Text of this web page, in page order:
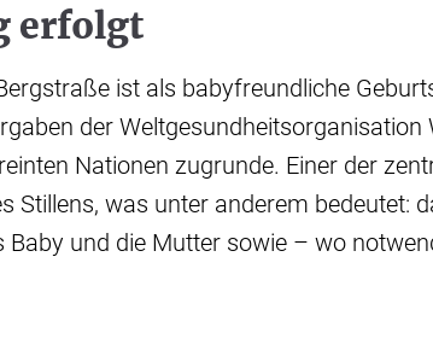
erfolgt
ist als babyfreundliche
der Weltgesundheitsorganisation
Nationen zugrunde. Einer der
Stillens, was unter anderem bedeutet:
Baby und die Mutter sowie – wo